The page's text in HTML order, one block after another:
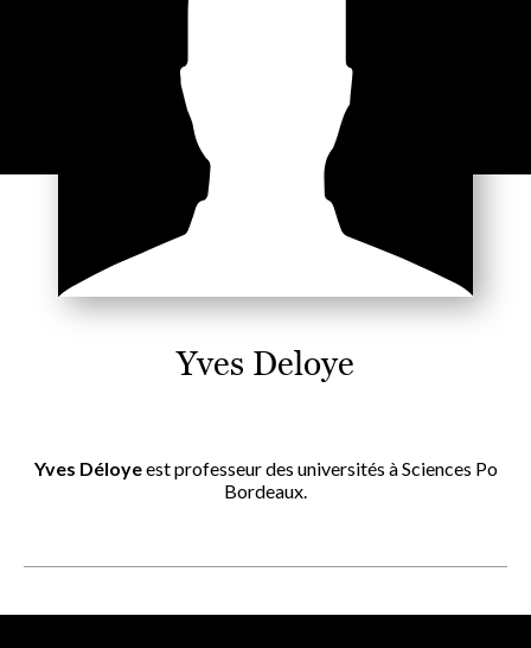
Yves Deloye
Yves Déloyeest professeur des universités à Sciences Po
Bordeaux.